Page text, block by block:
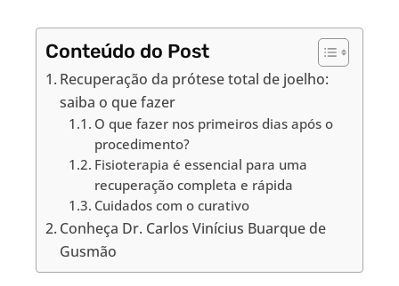
Conteúdo do Post
Recuperação da prótese total de joelho:
saiba o que fazer
O que fazer nos primeiros dias após o
procedimento?
Fisioterapia é essencial para uma
recuperação completa e rápida
Cuidados com o curativo
Conheça Dr. Carlos Vinícius Buarque de
Gusmão